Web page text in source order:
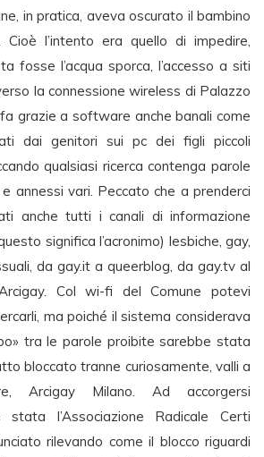
in pratica, aveva oscurato il bambino
Cioè l’intento era quello di impedire,
fosse l’acqua sporca, l’accesso a siti
la connessione wireless di Palazzo
grazie a software anche banali come
dai genitori sui pc dei figli piccoli
qualsiasi ricerca contenga parole
annessi vari. Peccato che a prenderci
anche tutti i canali di informazione
significa l’acronimo) lesbiche, gay,
da gay.it a queerblog, da gay.tv al
Col wi-fi del Comune potevi
ma poiché il sistema considerava
tra le parole proibite sarebbe stata
bloccato tranne curiosamente, valli a
Arcigay Milano. Ad accorgersi
stata l’Associazione Radicale Certi
rilevando come il blocco riguardi